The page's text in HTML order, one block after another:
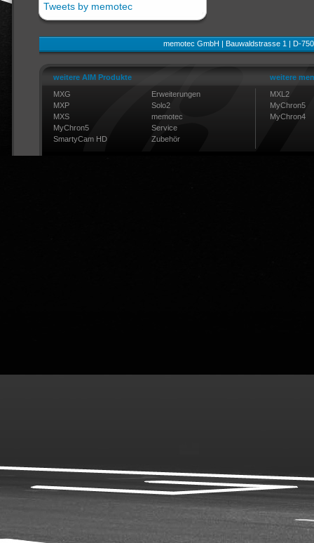
Tweets by memotec
memotec GmbH | Bauwaldstrasse 1 | D-
weitere AIM Produkte
MXG
Erweiterungen
MXP
Solo2
MXS
memotec
MyChron5
Service
SmartyCam HD
Zubehör
weitere
MXL2
MyChron5
MyChron4